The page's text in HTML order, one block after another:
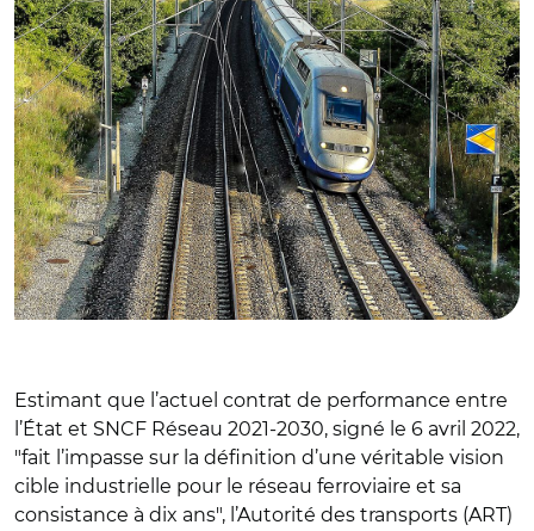
Estimant que l’actuel contrat de performance entre
l’État et SNCF Réseau 2021-2030, signé le 6 avril 2022,
"fait l’impasse sur la définition d’une véritable vision
cible industrielle pour le réseau ferroviaire et sa
consistance à dix ans", l’Autorité des transports (ART)